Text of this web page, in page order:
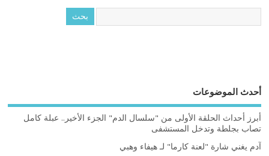
أحدث الموضوعات
أبرز أحداث الحلقة الأولى من "سلسال الدم" الجزء الأخير.. عبلة كامل
تصاب بجلطة وتدخل المستشفى
آدم يغني شارة "لعنة كارما" لـ هيفاء وهبي